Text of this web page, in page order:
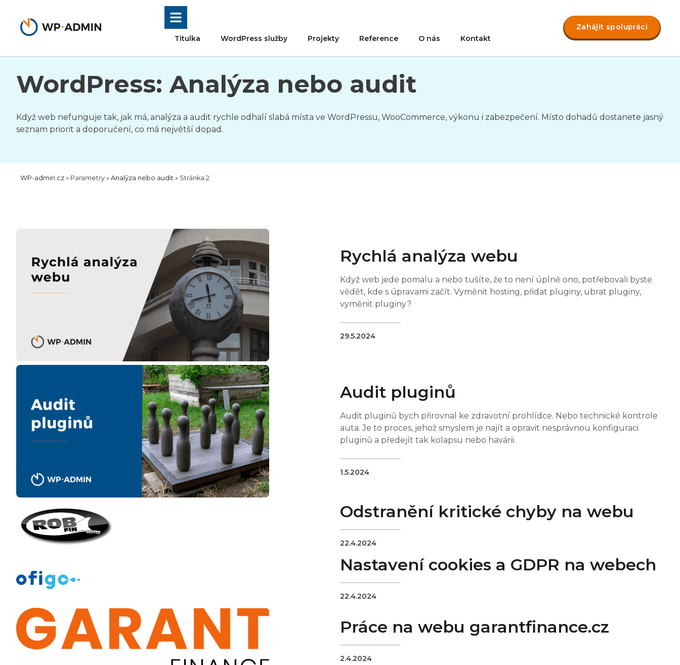
obsah
Titulka WordPress služby Projekty Reference O nás Kontakt
Zahájit spolupráci
WordPress: Analýza nebo audit
Když web nefunguje tak, jak má, analýza a audit rychle odhalí slabá místa ve WordPressu, WooCommerce, výkonu i zabezpečení. Místo dohadů dostanete jasný
seznam priorit a doporučení, co má největší dopad.
WP-admin.cz » Parametry » Analýza nebo audit » Stránka 2
Rychlá analýza webu
Když web jede pomalu a nebo tušíte, že to není úplně ono, potřebovali byste
vědět, kde s úpravami začít. Vyměnit hosting, přidat pluginy, ubrat pluginy,
vyměnit pluginy?
29.5.2024
Audit pluginů
Audit pluginů bych přirovnal ke zdravotní prohlídce. Nebo technické kontrole
auta. Je to proces, jehož smyslem je najít a opravit nesprávnou konfiguraci
pluginů a předejít tak kolapsu nebo havárii.
1.5.2024
Odstranění kritické chyby na webu
22.4.2024
Nastavení cookies a GDPR na webech
22.4.2024
Práce na webu garantfinance.cz
2.4.2024